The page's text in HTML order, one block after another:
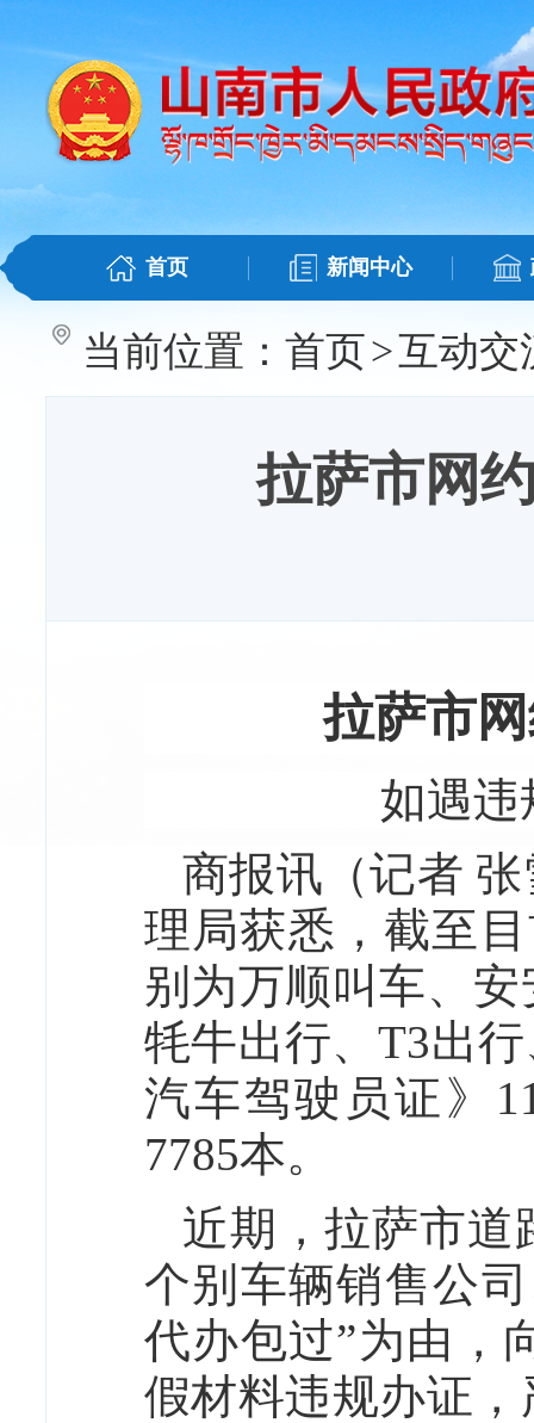
首页 新闻中心
当前位置： 首页>互动交
拉萨市网
拉萨市
如遇违
商报讯（记者
理局获悉，截至
别为万顺叫车、
牦牛出行、T3出
汽车驾驶员证》
7785本。
近期，拉萨市道
个别车辆销售公
代办包过”为由，
假材料违规办证